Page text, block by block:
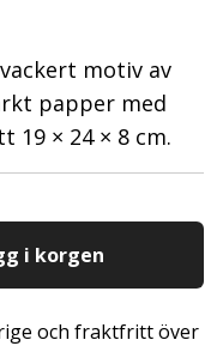
motiv av
papper med
19 × 24 × 8 cm.
i korgen
och fraktfritt över